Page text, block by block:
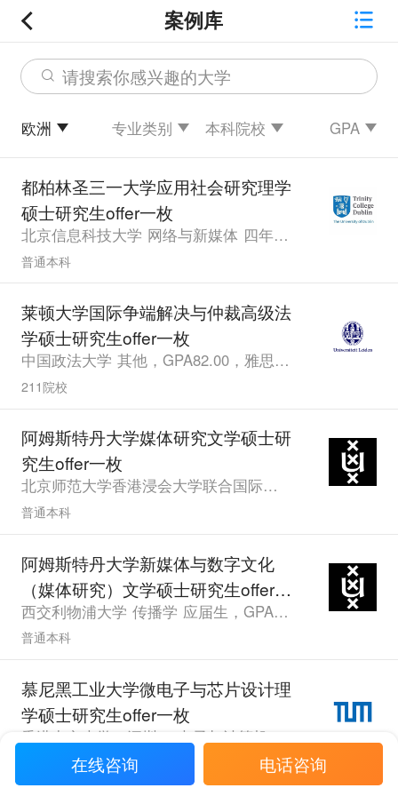
案例库
请搜索你感兴趣的大学
欧洲 专业类别 本科院校 GPA
都柏林圣三一大学应用社会研究理学
硕士研究生offer一枚
北京信息科技大学 网络与新媒体 四年以上经验，GPA2.93
普通本科
莱顿大学国际争端解决与仲裁高级法
学硕士研究生offer一枚
中国政法大学 其他，GPA82.00，雅思6.0
211院校
阿姆斯特丹大学媒体研究文学硕士研
究生offer一枚
北京师范大学香港浸会大学联合国际学院 媒体艺术与设计 应届生，GPA3.87，雅思6.5、六级575.0
普通本科
阿姆斯特丹大学新媒体与数字文化
（媒体研究）文学硕士研究生offer一
枚
西交利物浦大学 传播学 应届生，GPA3.26
普通本科
慕尼黑工业大学微电子与芯片设计理
学硕士研究生offer一枚
在线咨询 电话咨询